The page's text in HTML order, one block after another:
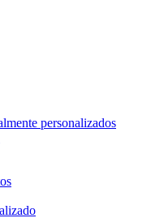
personalizados